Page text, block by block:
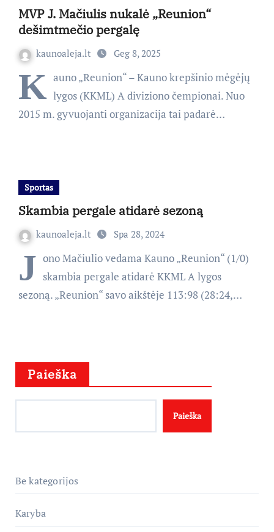
MVP J. Mačiulis nukalė „Reunion“
dešimtmečio pergalę
kaunoaleja.lt Geg 8, 2025
K auno „Reunion“ – Kauno krepšinio mėgėjų
lygos (KKML) A diviziono čempionai. Nuo
2015 m. gyvuojanti organizacija tai padarė…
Sportas
Skambia pergale atidarė sezoną
kaunoaleja.lt Spa 28, 2024
J ono Mačiulio vedama Kauno „Reunion“ (1/0)
skambia pergale atidarė KKML A lygos
sezoną. „Reunion“ savo aikštėje 113:98 (28:24,…
Paieška
Paieška
Be kategorijos
Karyba